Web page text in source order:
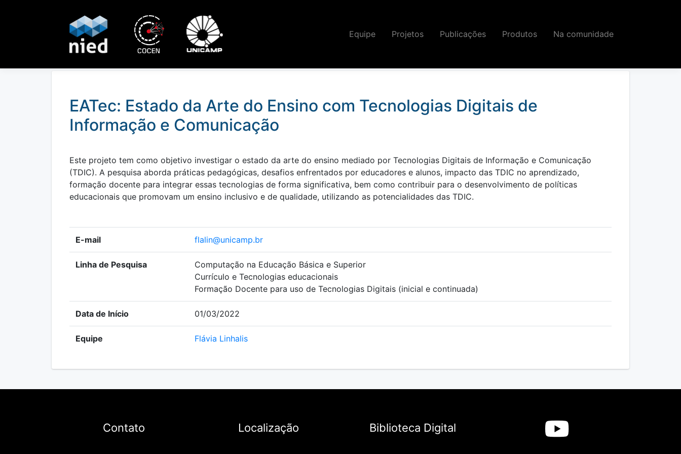
Núcleo de Informática Aplicada à Educação
A missão do NIED é "construir e difundir conhecimento sobre as relações entre a educação, a sociedade e a tecnologia por meio de pesquisas e
desenvolvimento de tecnologias e metodologias de forma integrada às demandas da sociedade."
Equipe Projetos Publicações Produtos Na comunidade
EATec: Estado da Arte do Ensino com Tecnologias Digitais de
Informação e Comunicação
Este projeto tem como objetivo investigar o estado da arte do ensino mediado por Tecnologias Digitais de Informação e Comunicação
(TDIC). A pesquisa aborda práticas pedagógicas, desafios enfrentados por educadores e alunos, impacto das TDIC no aprendizado,
formação docente para integrar essas tecnologias de forma significativa, bem como contribuir para o desenvolvimento de políticas
educacionais que promovam um ensino inclusivo e de qualidade, utilizando as potencialidades das TDIC.
E-mail flalin@unicamp.br
Linha de Pesquisa
Computação na Educação Básica e Superior
Currículo e Tecnologias educacionais
Formação Docente para uso de Tecnologias Digitais (inicial e continuada)
Data de Início 01/03/2022
Equipe Flávia Linhalis
Contato Localização Biblioteca Digital